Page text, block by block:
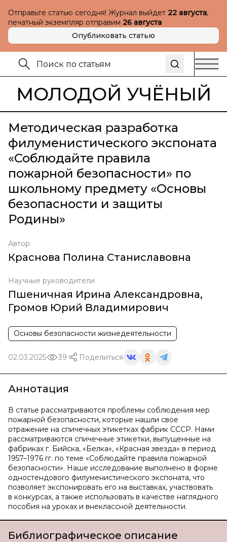
Отправьте статью сегодня! Журнал выйдет 22 августа,
печатный экземпляр отправим 26 августа
Опубликовать статью
МОЛОДОЙ УЧЁНЫЙ
Методическая разработка
филуменистического экспоната
«Соблюдайте правила
пожарной безопасности» по
школьному предмету «Основы
безопасности и защиты
Родины»
Автор
Краснова Полина Станиславовна
Научные руководители
Пшеничная Ирина Александровна,
Громов Юрий Владимирович
Основы безопасности жизнедеятельности
02.03.2025 39 Поделиться
Аннотация
В статье рассматриваются проблемы соблюдения мер
пожарной безопасности, которые нашли свое
отражение на спичечных этикетках фабрик СССР. Нами
рассматриваются спичечные этикетки, выпущенные на
фабриках г. Бийска, «Белка», «Красная звезда» в период
1957–1976 гг. по теме «Соблюдайте правила пожарной
безопасности». Наше исследование выполнено в форме
одностендового филуменистического экспоната, что
позволяет экспонировать его на выставках, участвовать
в конкурсах, а также использовать в качестве наглядного
пособия на уроках и внеклассной деятельности.
Библиографическое описание